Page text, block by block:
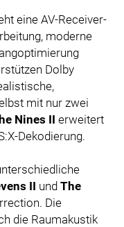
eine AV-Receiver-
moderne
Dolby
mit nur zwei
Nines II erweitert
Dekodierung.
II und The
Die
die Raumakustik